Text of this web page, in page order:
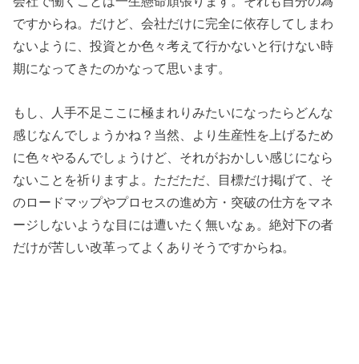
ですからね。だけど、会社だけに完全に依存してしまわ
ないように、投資とか色々考えて行かないと行けない時
期になってきたのかなって思います。
もし、人手不足ここに極まれりみたいになったらどんな
感じなんでしょうかね？当然、より生産性を上げるため
に色々やるんでしょうけど、それがおかしい感じになら
ないことを祈りますよ。ただただ、目標だけ掲げて、そ
のロードマップやプロセスの進め方・突破の仕方をマネ
ージしないような目には遭いたく無いなぁ。絶対下の者
だけが苦しい改革ってよくありそうですからね。